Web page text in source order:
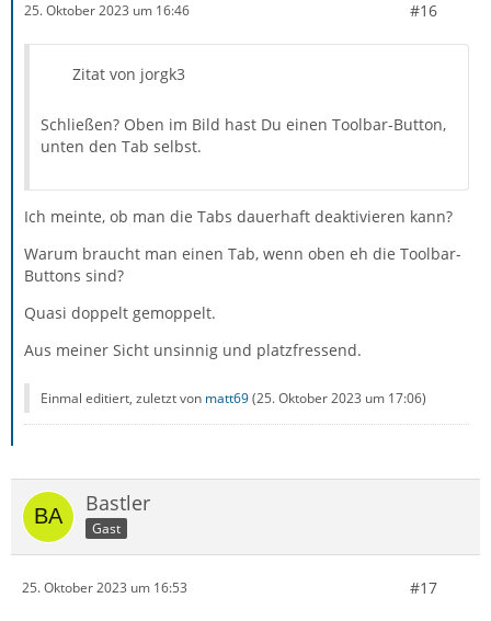
25. Oktober 2023 um 16:46 #16
Zitat von jorgk3
Schließen? Oben im Bild hast Du einen Toolbar-Button,
unten den Tab selbst.
Ich meinte, ob man die Tabs dauerhaft deaktivieren kann?
Warum braucht man einen Tab, wenn oben eh die Toolbar-
Buttons sind?
Quasi doppelt gemoppelt.
Aus meiner Sicht unsinnig und platzfressend.
Einmal editiert, zuletzt von matt69(25. Oktober 2023 um 17:06)
Bastler
Gast
25. Oktober 2023 um 16:53 #17